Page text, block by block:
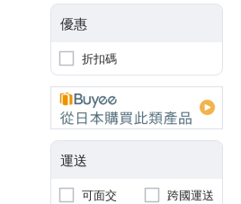
優惠
折扣碼
運送
可面交 跨國運送